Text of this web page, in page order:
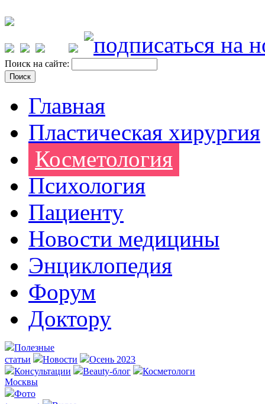
Поиск на сайте:
Главная
Пластическая хирургия
Косметология
Психология
Пациенту
Новости медицины
Энциклопедия
Форум
Доктору
Полезные
статьи
Новости
Осень 2023
Консультации
Beauty-блог
Косметологи
Москвы
Фото